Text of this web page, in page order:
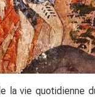
la vie quotidienne